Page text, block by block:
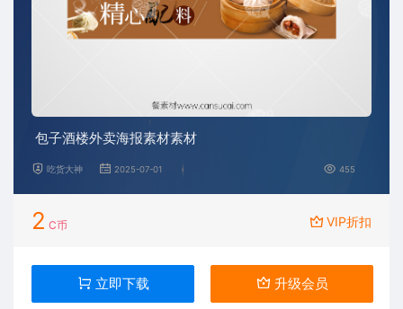
包子酒楼外卖海报素材素材
吃货大神 2025-07-01 455
2 C币 VIP折扣
立即下载 升级会员